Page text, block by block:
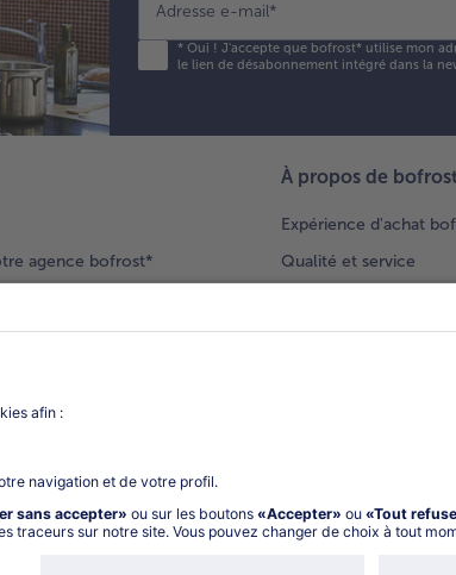
Adresse e-mail*
*Oui ! J'accepte que bofrost* utilise mon
le lien de désabonnement intégré dans la
agence bofrost*
À propos de
Expérience d'achat
Qualité et service
Nouveaux clients